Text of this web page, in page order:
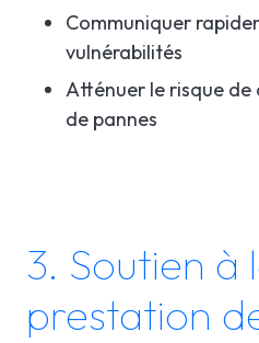
Communiquer
vulnérabilités
Atténuer le risque de
de pannes
3. Soutien à
prestation